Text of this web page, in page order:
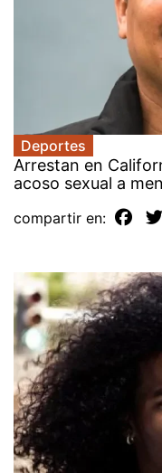
Deportes
Arrestan en
acoso sexual a
compartir en: